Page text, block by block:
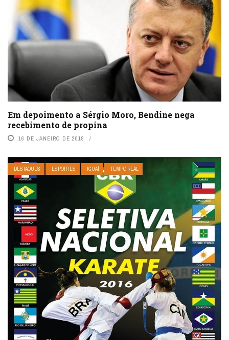
Em depoimento a Sérgio Moro, Bendine nega
recebimento de propina
16 DE JANEIRO DE 2018
DESTAQUES ESPORTES IGUAÍ TEMPO REAL